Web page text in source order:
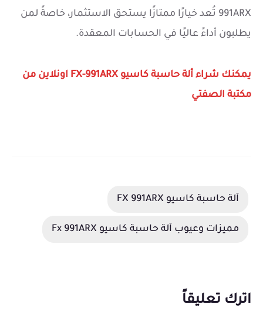
991ARX تُعد خيارًا ممتازًا يستحق الاستثمار، خاصةً لمن
يطلبون أداءً عاليًا في الحسابات المعقدة.
يمكنك شراء ألة حاسبة كاسيو FX-991ARX اونلاين من
مكتبة الصفتي
آلة حاسبة كاسيو FX 991ARX
مميزات وعيوب آلة حاسبة كاسيو Fx 991ARX
اترك تعليقاً